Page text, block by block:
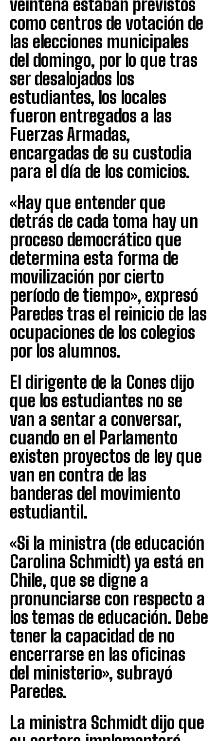
veintena estaban previstos
como centros de votación de
las elecciones municipales
del domingo, por lo que tras
ser desalojados los
estudiantes, los locales
fueron entregados a las
Fuerzas Armadas,
encargadas de su custodia
para el día de los comicios.
«Hay que entender que
detrás de cada toma hay un
proceso democrático que
determina esta forma de
movilización por cierto
período de tiempo», expresó
Paredes tras el reinicio de las
ocupaciones de los colegios
por los alumnos.
El dirigente de la Cones dijo
que los estudiantes no se
van a sentar a conversar,
cuando en el Parlamento
existen proyectos de ley que
van en contra de las
banderas del movimiento
estudiantil.
«Si la ministra (de educación
Carolina Schmidt) ya está en
Chile, que se digne a
pronunciarse con respecto a
los temas de educación. Debe
tener la capacidad de no
encerrarse en las oficinas
del ministerio», subrayó
Paredes.
La ministra Schmidt dijo que